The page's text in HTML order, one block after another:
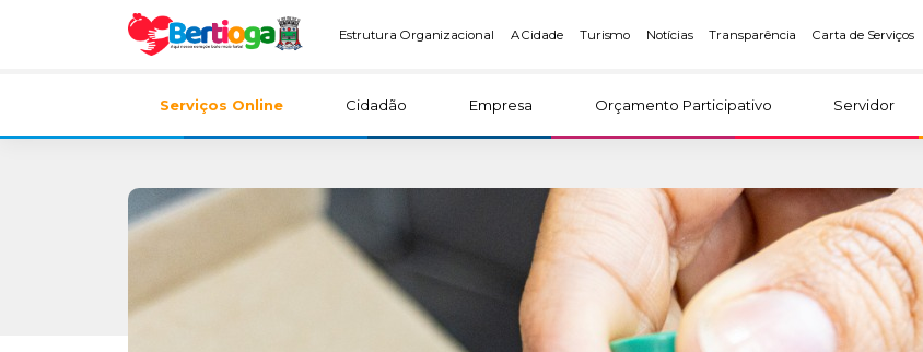
Estrutura Organizacional A Cidade Turismo Notícias Transparência Carta de Serviços
Serviços Online Cidadão Empresa Orçamento Participativo Servidor